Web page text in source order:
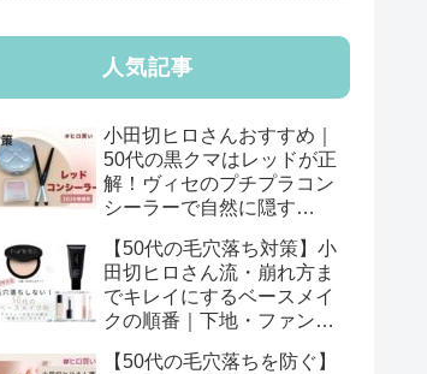
人気記事
小田切ヒロさんおすすめ｜
50代の黒クマはレッドが正
解！ヴィセのプチプラコン
シーラーで自然に隠す
【50代の毛穴落ち対策】小
田切ヒロさん流・崩れ方ま
でキレイにするベースメイ
クの順番｜下地・ファン
【50代の毛穴落ちを防ぐ】